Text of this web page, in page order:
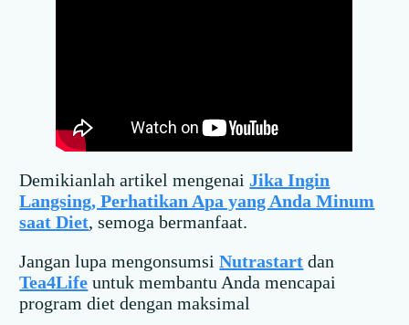
Demikianlah artikel mengenai Jika Ingin
Langsing, Perhatikan Apa yang Anda Minum
saat Diet, semoga bermanfaat.
Jangan lupa mengonsumsiNutrastart dan
Tea4Life untuk membantu Anda mencapai
program diet dengan maksimal